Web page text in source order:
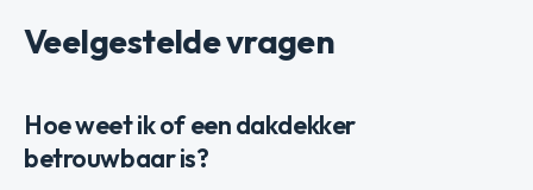
Veelgestelde vragen
Hoe weet ik of een dakdekker
betrouwbaar is?